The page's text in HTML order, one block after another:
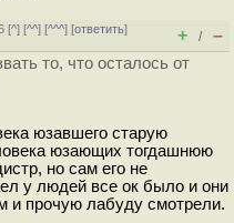
[^] [^^] [^^^] [ответить]
+ / –
то, что осталось от
юзавшего старую
юзающих тогдашнюю
но сам его не
у людей все ок было и они
и прочую лабуду смотрели.